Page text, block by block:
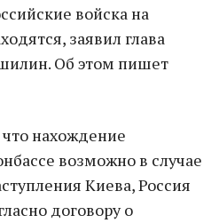
войска на
заявил глава
Об этом пишет
нахождение
возможно в случае
Киева, Россия
договору о